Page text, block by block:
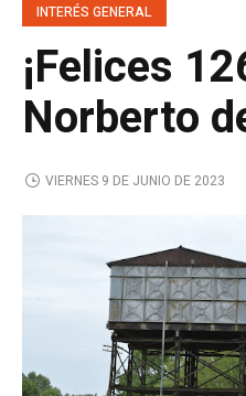
INTERÉS GENERAL
¡Felices
Norberto
VIERNES 9 DE JUNIO DE 2023